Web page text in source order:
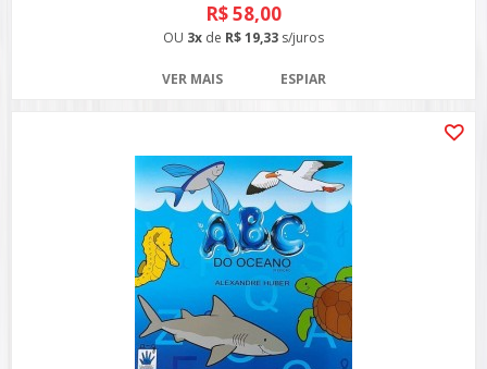
R$ 58,00
OU 3x de R$ 19,33 s/juros
VER MAIS ESPIAR